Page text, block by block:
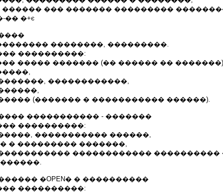
������ ��� ������� ���������
�� �+є
��������, ���������.
����������:
����� ������� (�� ������ ��
������������,
(������� � ����������� ������).
����������� - �������
����������:
����������� ������,
� ��������� �������,
������������ ����������
�OPEN� � ����������
����������: